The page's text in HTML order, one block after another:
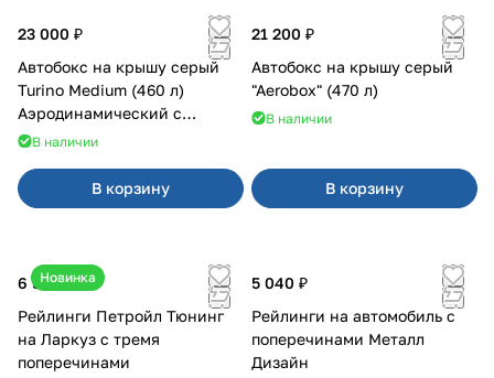
23 000 ₽
Автобокс на крышу серый
Turino Medium (460 л)
Аэродинамический с
двусторонним открыванием
В наличии
В корзину
21 200 ₽
Автобокс на крышу серый
"Aerobox" (470 л)
В наличии
В корзину
Новинка
6 500 ₽
Рейлинги Петройл Тюнинг
на Ларкуз с тремя
поперечинами
5 040 ₽
Рейлинги на автомобиль с
поперечинами Металл
Дизайн